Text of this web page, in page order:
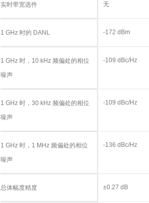
实时带宽选件 无
1 GHz 时的 DANL -172 dBm
1 GHz 时，10 kHz 频偏处的相位
噪声
-109 dBc/Hz
1 GHz 时，30 kHz 频偏处的相位
噪声
-109 dBc/Hz
1 GHz 时，1 MHz 频偏处的相位
噪声
-136 dBc/Hz
总体幅度精度 ±0.27 dB